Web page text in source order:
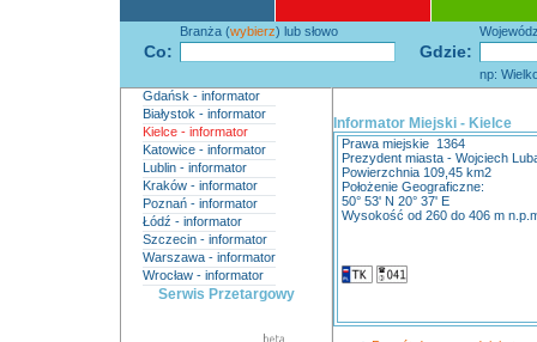
Co: Gdzie:
Branża (wybierz) lub słowo
np:
Gdańsk - informator
Białystok - informator
Kielce - informator
Katowice - informator
Lublin - informator
Kraków - informator
Poznań - informator
Łódź - informator
Szczecin - informator
Warszawa - informator
Wrocław - informator
Serwis Przetargowy
Informator Miejski - Kielce
Prawa miejskie 1364
Prezydent miasta - Wojciech
Powierzchnia 109,45 km2
Położenie Geograficzne:
50° 53' N 20° 37' E
Wysokość od 260 do 406 m